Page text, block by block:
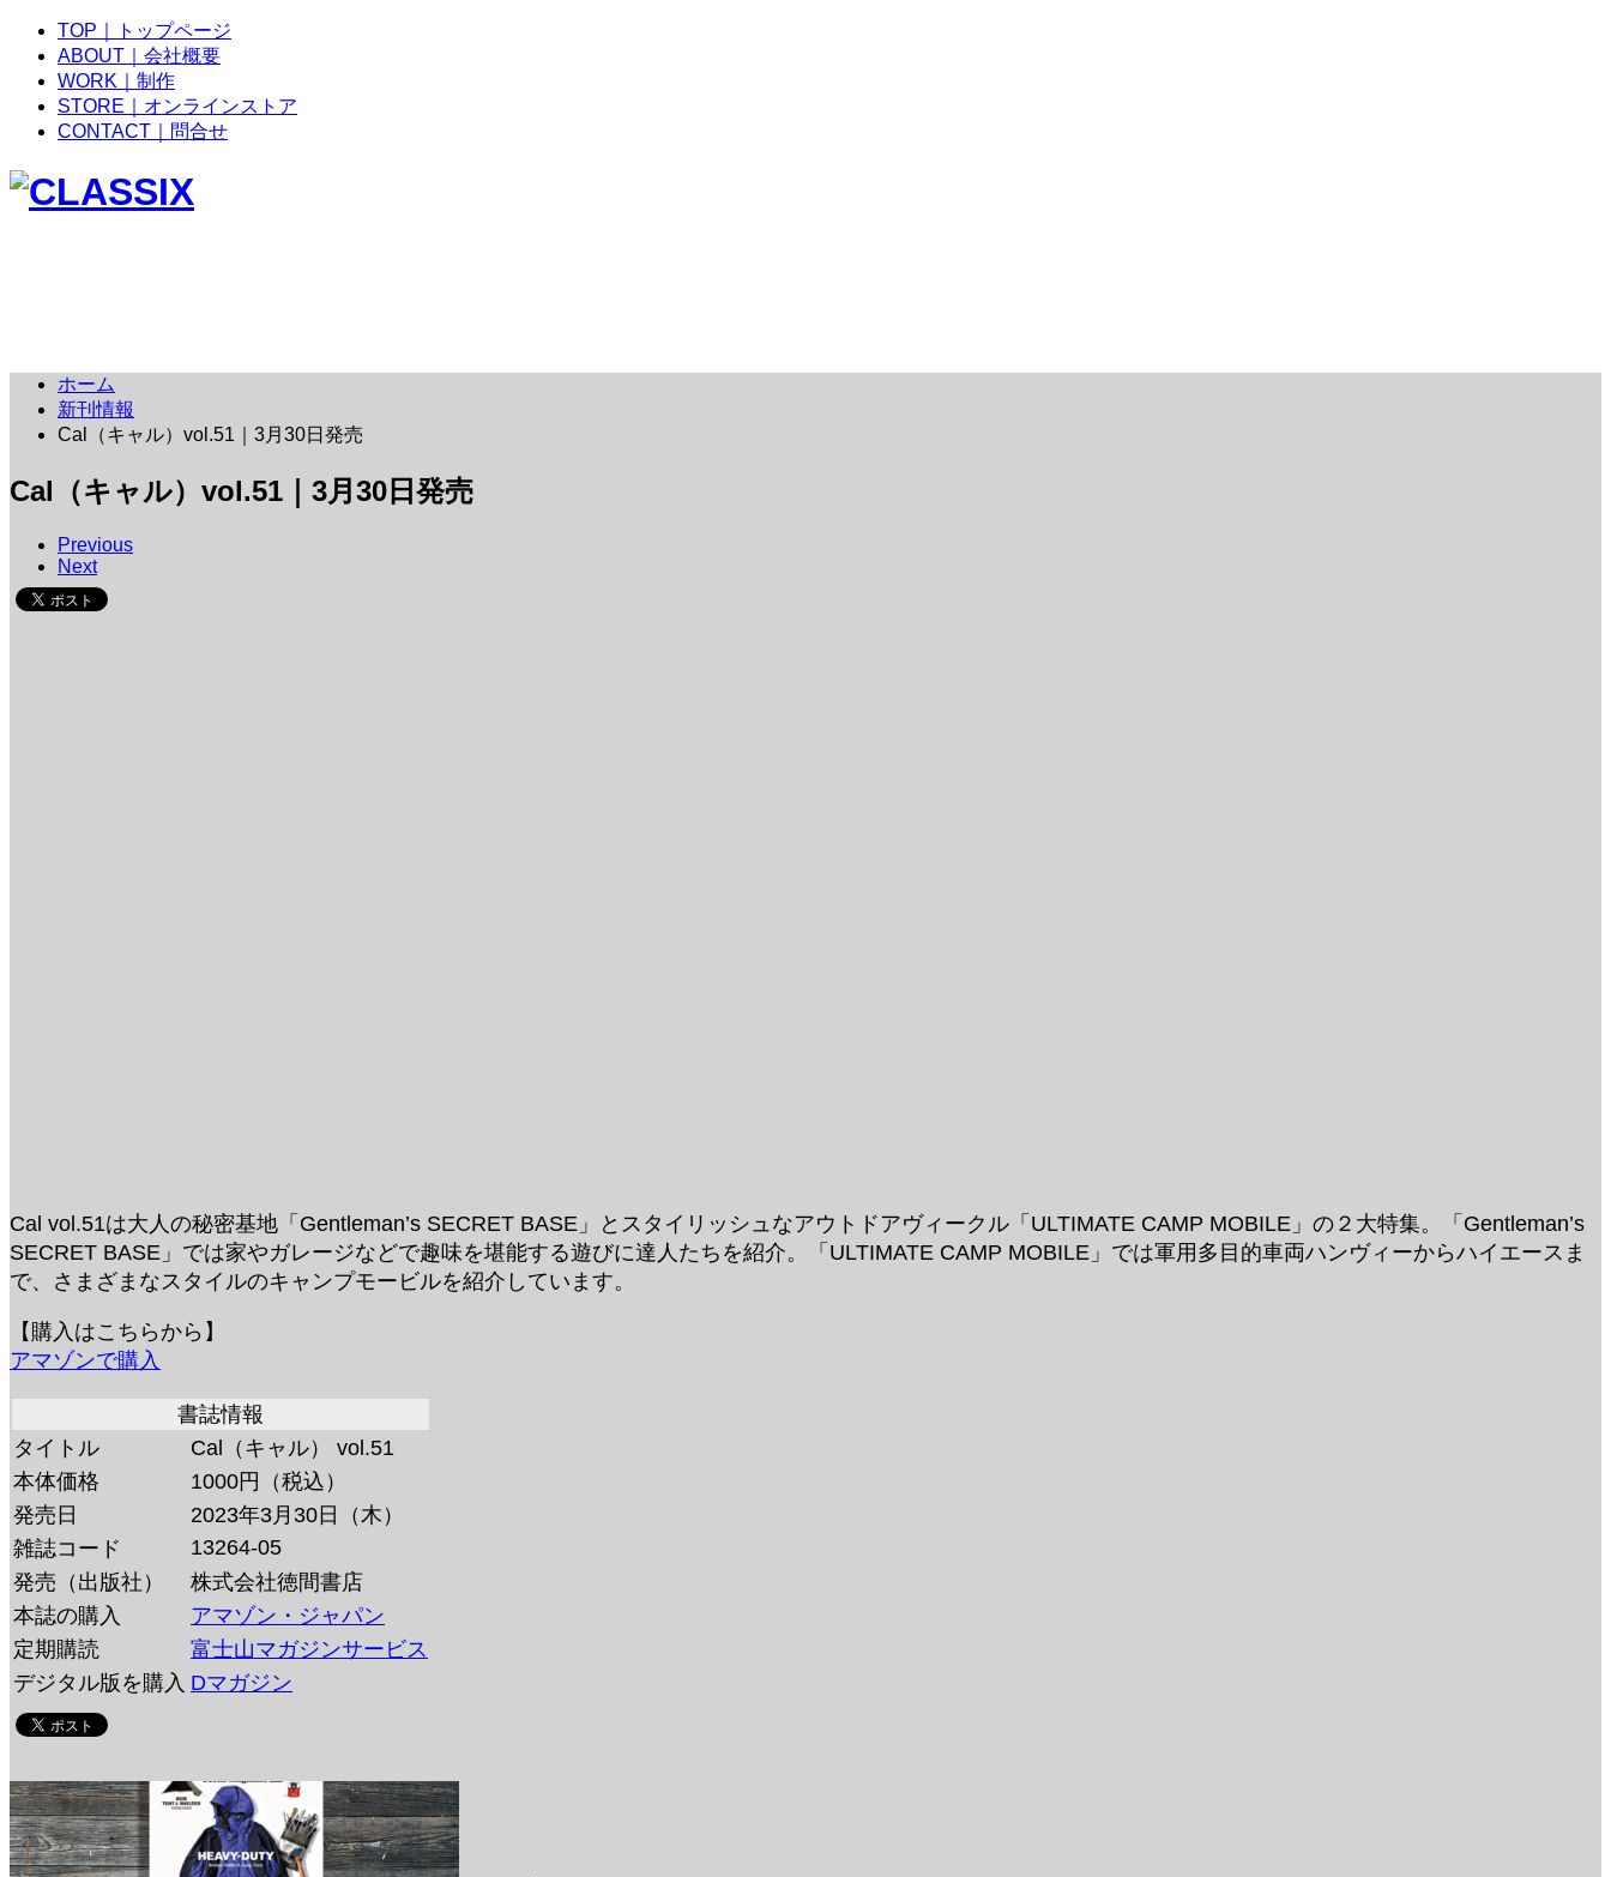
TOP｜トップページ
ABOUT｜会社概要
WORK｜制作
STORE｜オンラインストア
CONTACT｜問合せ
ホーム
新刊情報
Cal（キャル）vol.51｜3月30日発売
Cal（キャル）vol.51｜3月30日発売
Previous
Next
Cal vol.51は大人の秘密基地「Gentleman’s SECRET BASE」とスタイリッシュなアウトドアヴィークル「ULTIMATE CAMP MOBILE」の２大特集。「Gentleman’s
SECRET BASE」では家やガレージなどで趣味を堪能する遊びに達人たちを紹介。「ULTIMATE CAMP MOBILE」では軍用多目的車両ハンヴィーからハイエースま
で、さまざまなスタイルのキャンプモービルを紹介しています。
【購入はこちらから】
アマゾンで購入
書誌情報
タイトル
Cal（キャル） vol.51
本体価格
1000円（税込）
発売日
2023年3月30日（木）
雑誌コード
13264-05
発売（出版社）
株式会社徳間書店
本誌の購入
アマゾン・ジャパン
定期購読
富士山マガジンサービス
デジタル版を購入 Dマガジン